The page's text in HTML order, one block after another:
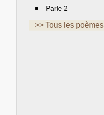
Parle 2
>> Tous les poèmes